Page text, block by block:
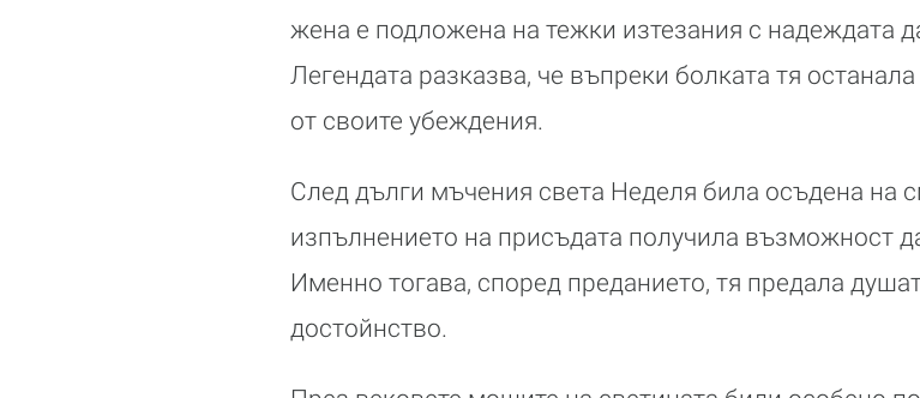
жена е подложена на тежки изтезания с надеждата
Легендата разказва, че въпреки болката тя
от своите убеждения.
След дълги мъчения света Неделя била осъдена на
изпълнението на присъдата получила възможност
Именно тогава, според преданието, тя предала
достойнство.